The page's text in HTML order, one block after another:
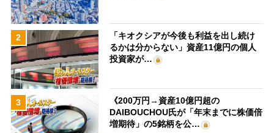
2
「キオクシアが今後も利益を出し続け
るかは分からない」資産11億円の個人
投資家が…
3
《200万円→資産10億円超の
DAIBOUCHOU氏が「年末までに株価倍
増期待」の5銘柄を公…